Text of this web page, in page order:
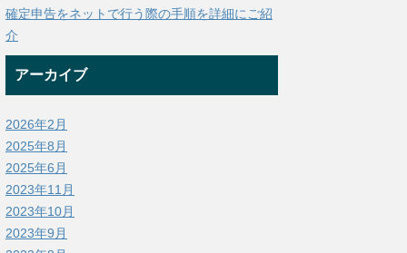
確定申告をネットで行う際の手順を詳細にご紹
介
アーカイブ
2026年2月
2025年8月
2025年6月
2023年11月
2023年10月
2023年9月